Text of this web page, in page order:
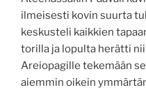
ilmeisesti kovin suurta
keskusteli kaikkien
torilla ja lopulta herätti
Areiopagille tekemään
aiemmin oikein